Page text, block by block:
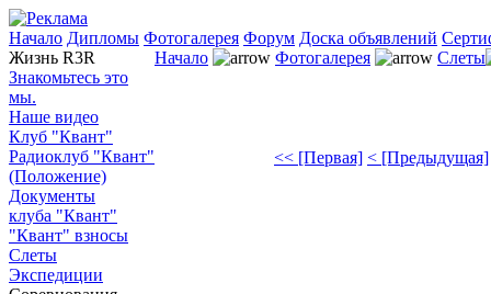
Начало Дипломы Фотогалерея Форум Доска объявлений
Жизнь R3R
Знакомьтесь это
мы.
Наше видео
Клуб "Квант"
Радиоклуб "Квант"
(Положение)
Документы
клуба "Квант"
"Квант" взносы
Слеты
Экспедиции
Начало Фотогалерея Слеты
<< [Первая] < [Предыдущая]